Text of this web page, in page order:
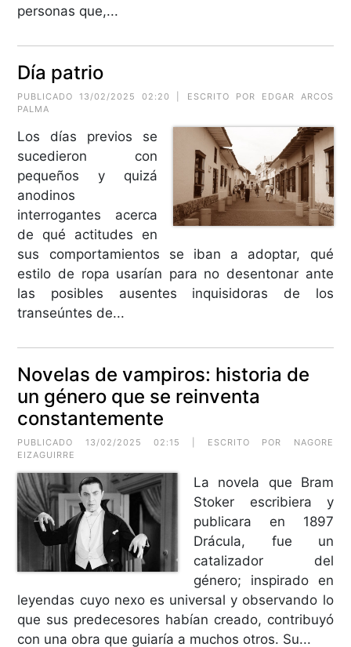
personas que,...
Día patrio
PUBLICADO 13/02/2025 02:20 | ESCRITO POR EDGAR ARCOS
PALMA
Los días previos se
sucedieron con
pequeños y quizá
anodinos
interrogantes acerca
de qué actitudes en
sus comportamientos se iban a adoptar, qué
estilo de ropa usarían para no desentonar ante
las posibles ausentes inquisidoras de los
transeúntes de...
Novelas de vampiros: historia de
un género que se reinventa
constantemente
PUBLICADO 13/02/2025 02:15 | ESCRITO POR NAGORE
EIZAGUIRRE
La novela que Bram
Stoker escribiera y
publicara en 1897
Drácula, fue un
catalizador del
género; inspirado en
leyendas cuyo nexo es universal y observando lo
que sus predecesores habían creado, contribuyó
con una obra que guiaría a muchos otros. Su...